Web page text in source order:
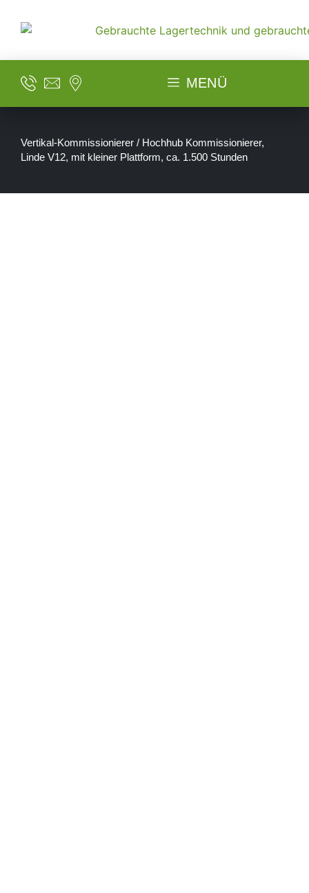
MENÜ
Vertikal-Kommissionierer / Hochhub Kommissionierer,
Linde V12, mit kleiner Plattform, ca. 1.500 Stunden